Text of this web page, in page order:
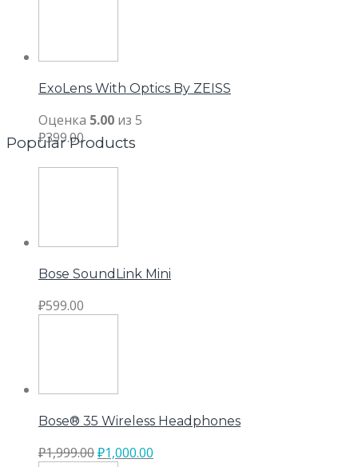
ExoLens With Optics By ZEISS
Оценка 5.00 из 5
₽399.00
Popular Products
Bose SoundLink Mini
₽599.00
Bose® 35 Wireless Headphones
₽1,999.00₽1,000.00